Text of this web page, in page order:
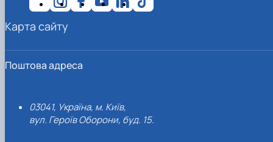
Поштова адреса
03041, Україна, м. Київ,
вул. Героїв Оборони, буд. 15.
Карта сайту